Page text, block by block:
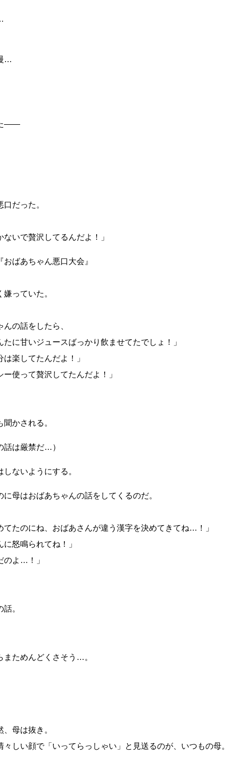
…
った——
だった。
ないで贅沢してるんだよ！」
ばあちゃん悪口大会』
っていた。
の話をしたら、
たに甘いジュースばっかり飲ませてたでしょ！」
は楽してたんだよ！」
ー使って贅沢してたんだよ！」
かされる。
話は厳禁だ…）
ないようにする。
母はおばあちゃんの話をしてくるのだ。
てたのにね、おばあさんが違う漢字を決めてきてね…！」
に怒鳴られてね！」
のよ…！」
。
ためんどくさそう…。
母は抜き。
しい顔で「いってらっしゃい」と見送るのが、いつもの母。